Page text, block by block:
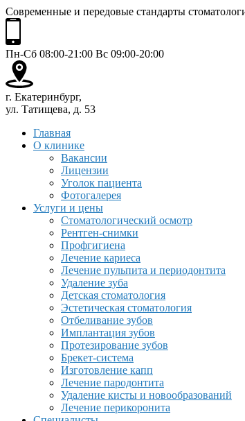
Современные и передовые стандарты
Пн-Сб 08:00-21:00 Вс 09:00-20:00
г. Екатеринбург,
ул. Татищева, д. 53
Главная
О клинике
Вакансии
Лицензии
Уголок пациента
Фотогалерея
Услуги и цены
Стоматологический осмотр
Рентген-снимки
Профгигиена
Лечение кариеса
Лечение пульпита и периодонтита
Удаление зуба
Детская стоматология
Эстетическая стоматология
Отбеливание зубов
Имплантация зубов
Протезирование зубов
Брекет-система
Изготовление капп
Лечение пародонтита
Удаление кисты и новообразований
Лечение перикоронита